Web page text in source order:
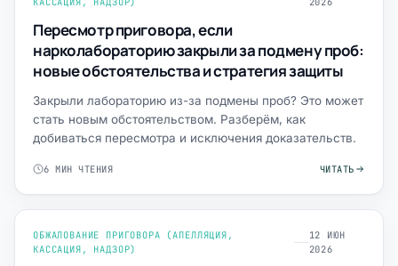
Пересмотр приговора, если
нарколабораторию закрыли за подмену проб:
новые обстоятельства и стратегия защиты
Закрыли лабораторию из-за подмены проб? Это может
стать новым обстоятельством. Разберём, как
добиваться пересмотра и исключения доказательств.
6 МИН ЧТЕНИЯ ЧИТАТЬ
ОБЖАЛОВАНИЕ ПРИГОВОРА (АПЕЛЛЯЦИЯ,
КАССАЦИЯ, НАДЗОР)
12 ИЮН
2026